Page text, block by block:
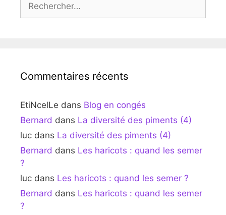
Commentaires récents
EtiNcelLe dans Blog en congés
Bernard dans La diversité des piments (4)
luc dans La diversité des piments (4)
Bernard dans Les haricots : quand les semer
?
luc dans Les haricots : quand les semer ?
Bernard dans Les haricots : quand les semer
?